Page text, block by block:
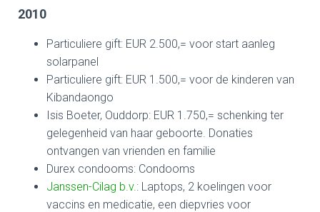
2010
Particuliere gift: EUR 2.500,= voor start aanleg
solarpanel
Particuliere gift: EUR 1.500,= voor de kinderen van
Kibandaongo
Isis Boeter, Ouddorp: EUR 1.750,= schenking ter
gelegenheid van haar geboorte. Donaties
ontvangen van vrienden en familie
Durex condooms: Condooms
Janssen-Cilag b.v.: Laptops, 2 koelingen voor
vaccins en medicatie, een diepvries voor